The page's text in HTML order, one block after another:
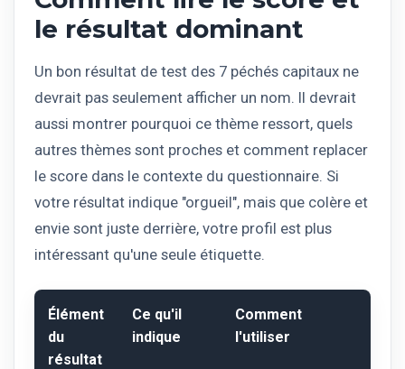
le résultat dominant
Un bon résultat de test des 7 péchés capitaux ne
devrait pas seulement afficher un nom. Il devrait
aussi montrer pourquoi ce thème ressort, quels
autres thèmes sont proches et comment replacer
le score dans le contexte du questionnaire. Si
votre résultat indique "orgueil", mais que colère et
envie sont juste derrière, votre profil est plus
intéressant qu'une seule étiquette.
Élément
du
résultat
Ce qu'il
indique
Comment
l'utiliser